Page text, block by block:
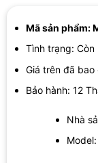
Mã sản phẩm:
Tình trạng: Còn
Giá trên đã bao
Bảo hành: 12
Nhà
Model: